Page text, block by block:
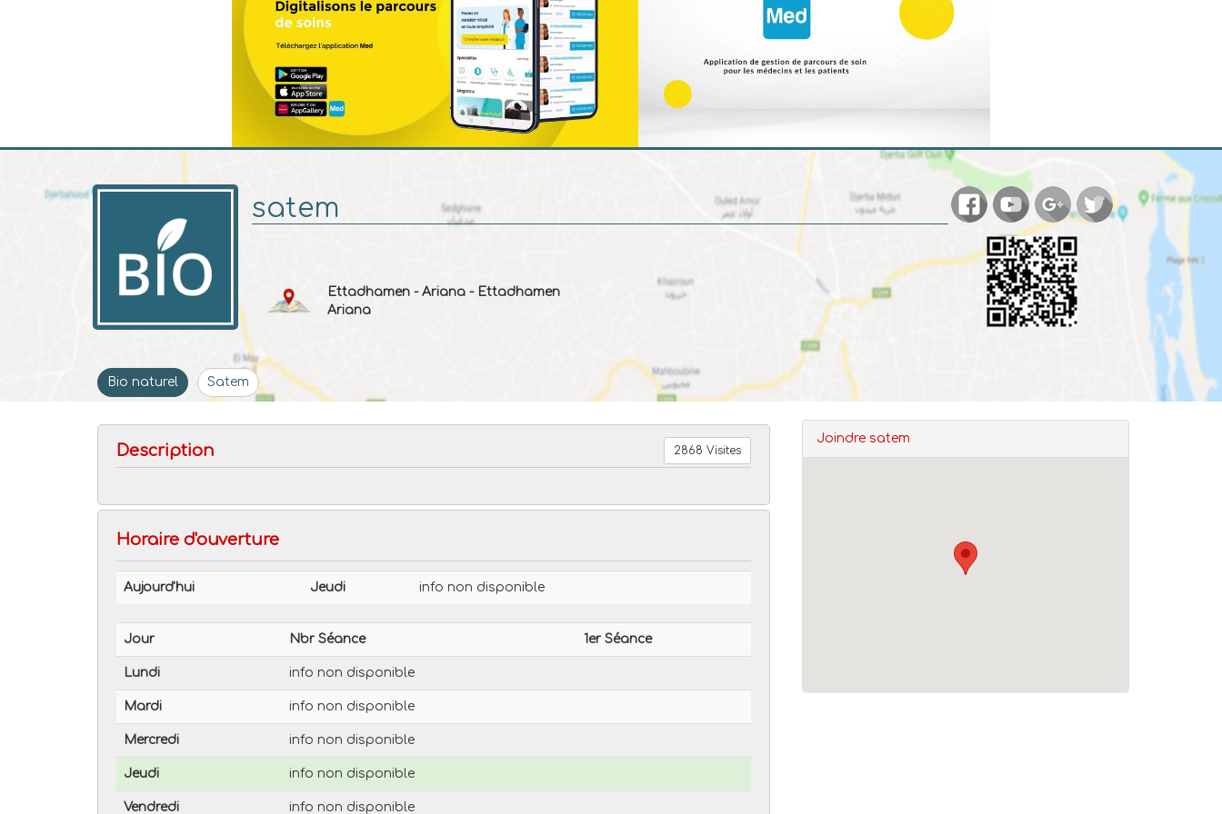
satem
Ettadhamen - Ariana - Ettadhamen
Ariana
Bio naturel Satem
Description 2868 Visites
Horaire d'ouverture
Aujourd'hui Jeudi info non disponible
Jour Nbr Séance 1er Séance
Lundi info non disponible
Mardi info non disponible
Mercredi info non disponible
Jeudi info non disponible
Vendredi info non disponible
Joindre satem